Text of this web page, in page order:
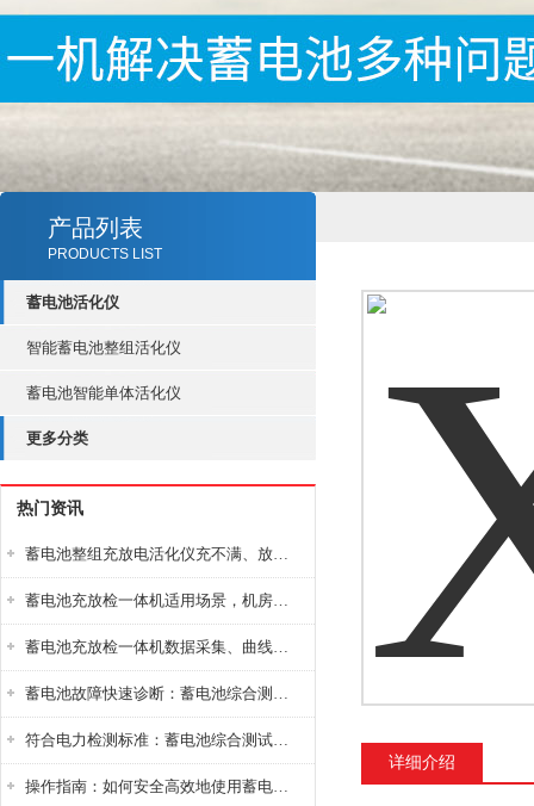
产品列表
PRODUCTS LIST
蓄电池活化仪
智能蓄电池整组活化仪
蓄电池智能单体活化仪
更多分类
热门资讯
蓄电池整组充放电活化仪充不满、放不完怎么办？
蓄电池充放检一体机适用场景，机房基站变电站铅酸蓄电池维护检测应用
蓄电池充放检一体机数据采集、曲线分析与电池健康状态智能评估功能详解
蓄电池故障快速诊断：蓄电池综合测试仪判断落后电池的方法与标准
符合电力检测标准：蓄电池综合测试仪测试规范与精度校准方法详解
操作指南：如何安全高效地使用蓄电池智能活化仪？
详细介绍